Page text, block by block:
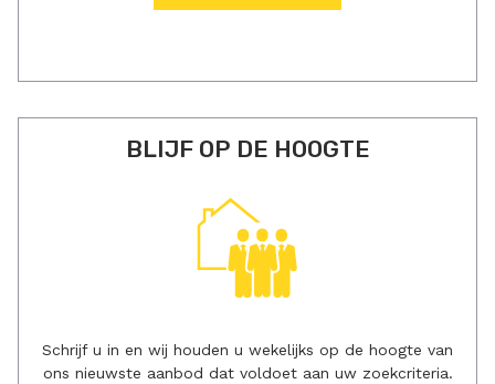
BLIJF OP DE HOOGTE
Schrijf u in en wij houden u wekelijks op de hoogte van
ons nieuwste aanbod dat voldoet aan uw zoekcriteria.